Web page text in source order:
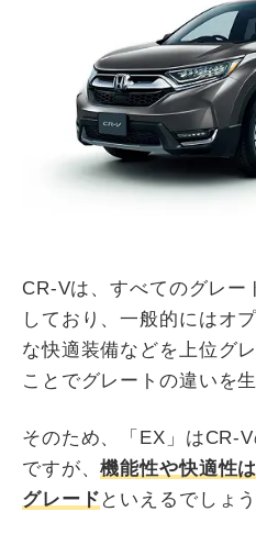
CR-Vは、すべてのグレー
しており、一般的にはオ
な快適装備などを上位グ
ことでグレートの違いを
そのため、「EX」はCR-
ですが、機能性や快適性
グレード といえるでしょう